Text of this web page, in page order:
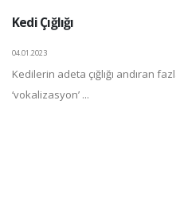
Kedi Çığlığı
04.01.2023
Kedilerin adeta çığlığı andıran
‘vokalizasyon’ ...